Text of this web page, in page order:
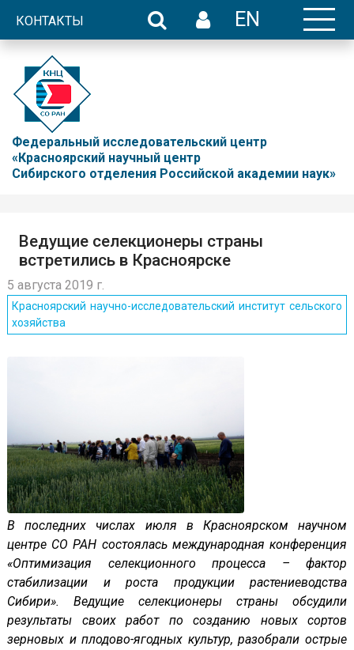
КОНТАКТЫ EN
Федеральный исследовательский центр
«Красноярский научный центр
Сибирского отделения Российской академии наук»
Ведущие селекционеры страны
встретились в Красноярске
5 августа 2019 г.
Красноярский научно-исследовательский институт сельского
хозяйства
В последних числах июля в Красноярском научном
центре СО РАН состоялась международная конференция
«Оптимизация селекционного процесса – фактор
стабилизации и роста продукции растениеводства
Сибири». Ведущие селекционеры страны обсудили
результаты своих работ по созданию новых сортов
зерновых и плодово-ягодных культур, разобрали острые